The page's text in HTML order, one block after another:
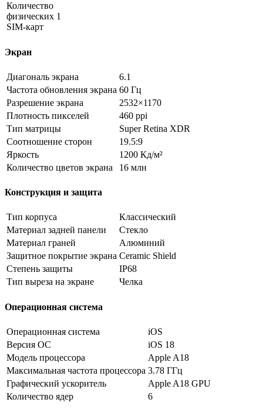
Количество
физических
SIM-карт
1
Экран
Диагональ экрана
6.1
Частота обновления экрана 60 Гц
Разрешение экрана
2532×1170
Плотность пикселей
460 ppi
Тип матрицы
Super Retina XDR
Соотношение сторон
19.5:9
Яркость
1200 Кд/м²
Количество цветов экрана
16 млн
Конструкция и защита
Тип корпуса
Классический
Материал задней панели
Стекло
Материал граней
Алюминий
Защитное покрытие экрана Ceramic Shield
Степень защиты
IP68
Тип выреза на экране
Челка
Операционная система
Операционная система
iOS
Версия ОС
iOS 18
Модель процессора
Apple A18
Максимальная частота процессора 3.78 ГГц
Графический ускоритель
Apple A18 GPU
Количество ядер
6